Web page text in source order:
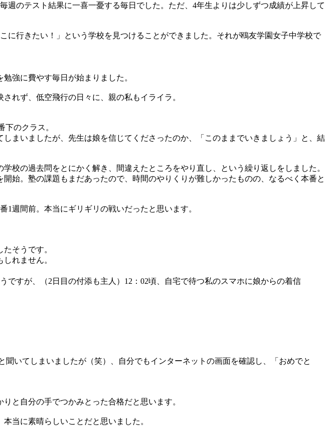
のテスト結果に一喜一憂する毎日でした。ただ、4年生よりは少しずつ成績が上昇して
行きたい！」という学校を見つけることができました。それが鴎友学園女子中学校で
強に費やす毎日が始まりました。
れず、低空飛行の日々に、親の私もイライラ。
のクラス。
まいましたが、先生は娘を信じてくださったのか、「このままでいきましょう」と、結
校の過去問をとにかく解き、間違えたところをやり直し、という繰り返しをしました。
始。塾の課題もまだあったので、時間のやりくりが難しかったものの、なるべく本番と
週間前。本当にギリギリの戦いだったと思います。
そうです。
れません。
すが、（2日目の付添も主人）12：02頃、自宅で待つ私のスマホに娘からの着信
いてしまいましたが（笑）、自分でもインターネットの画面を確認し、「おめでと
と自分の手でつかみとった合格だと思います。
当に素晴らしいことだと思いました。